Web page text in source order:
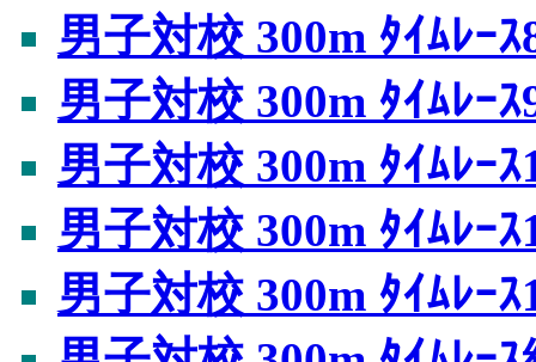
男子対校 300m ﾀｲﾑﾚｰｽ
男子対校 300m ﾀｲﾑﾚｰｽ
男子対校 300m ﾀｲﾑﾚｰｽ
男子対校 300m ﾀｲﾑﾚｰｽ
男子対校 300m ﾀｲﾑﾚｰｽ